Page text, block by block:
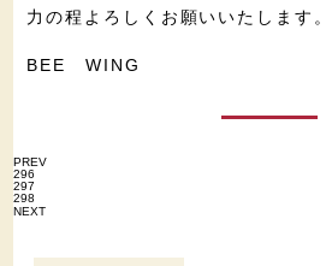
力の程よろしくお願いいたします。
BEE WING
PREV
296
297
298
NEXT